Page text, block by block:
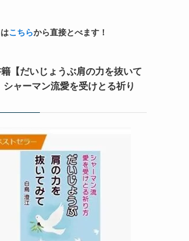
こちらから直接とべます！
【だいじょうぶ肩の力を抜いて
ャーマン流愛を受けとる祈り